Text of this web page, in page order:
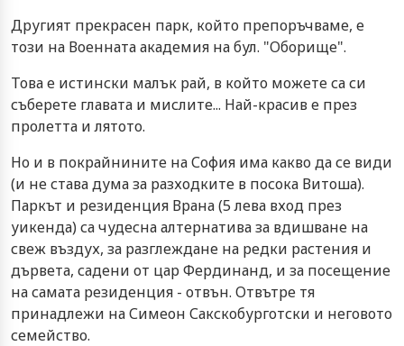
Другият прекрасен парк, който препоръчваме, е
този на Военната академия на бул. "Оборище".
Това е истински малък рай, в който можете са си
съберете главата и мислите... Най-красив е през
пролетта и лятото.
Но и в покрайнините на София има какво да се види
(и не става дума за разходките в посока Витоша).
Паркът и резиденция Врана (5 лева вход през
уикенда) са чудесна алтернатива за вдишване на
свеж въздух, за разглеждане на редки растения и
дървета, садени от цар Фердинанд, и за посещение
на самата резиденция - отвън. Отвътре тя
принадлежи на Симеон Сакскобурготски и неговото
семейство.